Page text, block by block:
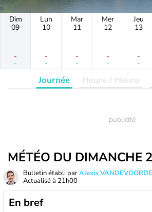
Dim
09
-
-
Lun
10
-
-
Mar
11
-
-
Mer
12
-
-
Jeu
13
-
-
Journée Heure / Heure
MÉTÉO DU DIMANCHE
Bulletin établi parAlexis VANDEVOORDE
Actualisé à 21h00
En bref